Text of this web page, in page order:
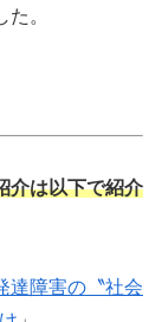
。
介は以下で紹介
達障害の〝社会